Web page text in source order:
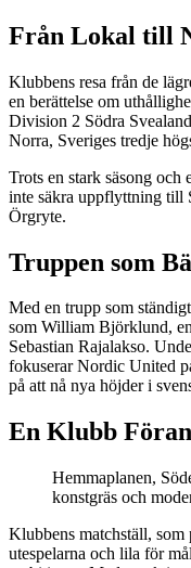
Från Lokal till
Klubbens resa från de
en berättelse om
Division 2 Södra
Norra, Sveriges tredje
Trots en stark säsong och
inte säkra uppflyttning till
Örgryte​​.
Truppen som
Med en trupp som
som William Björklund,
Sebastian Rajalakso.
fokuserar Nordic United
på att nå nya höjder i
En Klubb
Hemmaplanen,
konstgräs och
Klubbens matchställ, som
utespelarna och lila för